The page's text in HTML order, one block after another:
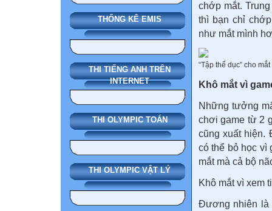
THỐNG KÊ EMIS
THI TIẾNG ANH TRÊN
INTERNET
THI OLYMPIC TOÁN
THI OLYMPIC VẬT LÝ
chớp mắt.
thì bạn chỉ
như mắt mình
“Tập thể dục” cho
Khô mắt vì
Những tưởng
chơi game từ 2
cũng xuất hiện.
có thể bỏ học vì
mắt mà cả bộ
Khô mắt vì xem
Đương nhiên là